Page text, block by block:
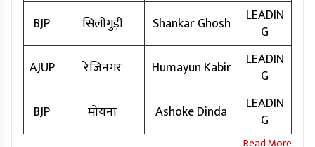
BJP
सिलीगुड़ी Shankar Ghosh
LEADIN
G
AJUP
रेजिनगर Humayun Kabir
LEADIN
G
BJP
मोयना Ashoke Dinda
LEADIN
G